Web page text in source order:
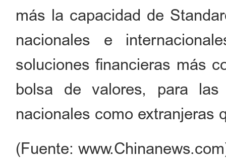
más la capacidad de
nacionales e
soluciones financieras más
bolsa de valores, para las
nacionales como extranjeras
(Fuente: